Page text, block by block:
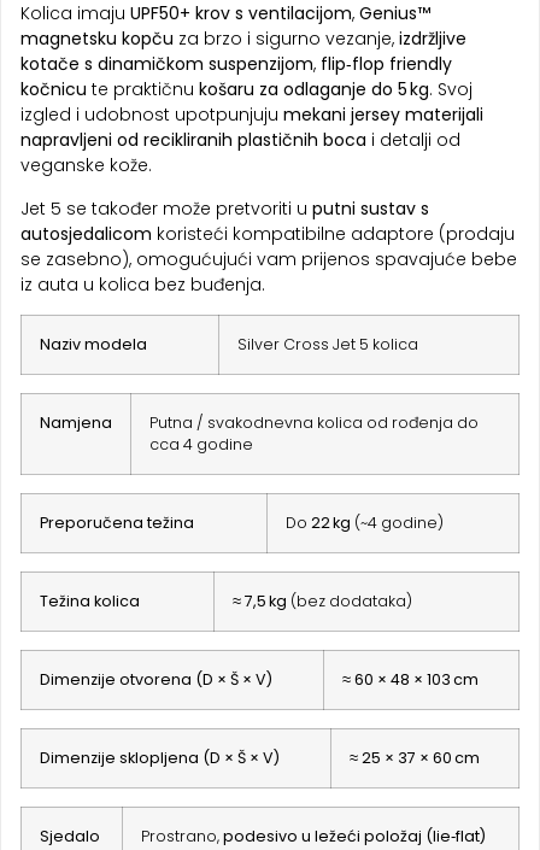
Kolica imaju UPF50+ krov s ventilacijom, Genius™
magnetsku kopču za brzo i sigurno vezanje, izdržljive
kotače s dinamičkom suspenzijom, flip‑flop friendly
kočnicu te praktičnu košaru za odlaganje do 5 kg. Svoj
izgled i udobnost upotpunjuju mekani jersey materijali
napravljeni od recikliranih plastičnih boca i detalji od
veganske kože.
Jet 5 se također može pretvoriti u putni sustav s
autosjedalicom koristeći kompatibilne adaptore (prodaju
se zasebno), omogućujući vam prijenos spavajuće bebe
iz auta u kolica bez buđenja.
Naziv modela Silver Cross Jet 5 kolica
Namjena
Putna / svakodnevna kolica od rođenja do
cca 4 godine
Preporučena težina Do 22 kg (~4 godine)
Težina kolica ≈ 7,5 kg (bez dodataka)
Dimenzije otvorena (D × Š × V) ≈ 60 × 48 × 103 cm
Dimenzije sklopljena (D × Š × V) ≈ 25 × 37 × 60 cm
Sjedalo Prostrano,podesivo u ležeći položaj (lie‑flat)